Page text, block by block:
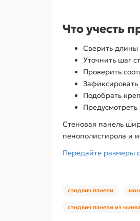
Что учесть
Сверить длины
Уточнить шаг
Проверить
Подобрать
Стеновая панель
пенополистирола и
Передайте размеры
сэндвич панели
сэндвич панели из